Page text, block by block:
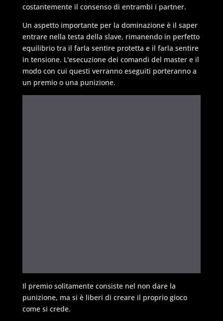
costantemente il consenso di entrambi i partner.
Un aspetto importante per la dominazione è il saper
entrare nella testa della slave, rimanendo in perfetto
equilibrio tra il farla sentire protetta e il farla sentire
in tensione. L'esecuzione dei comandi del master e il
modo con cui questi verranno eseguiti porteranno a
un premio o una punizione.
Il premio solitamente consiste nel non dare la
punizione, ma si è liberi di creare il proprio gioco
come si crede.